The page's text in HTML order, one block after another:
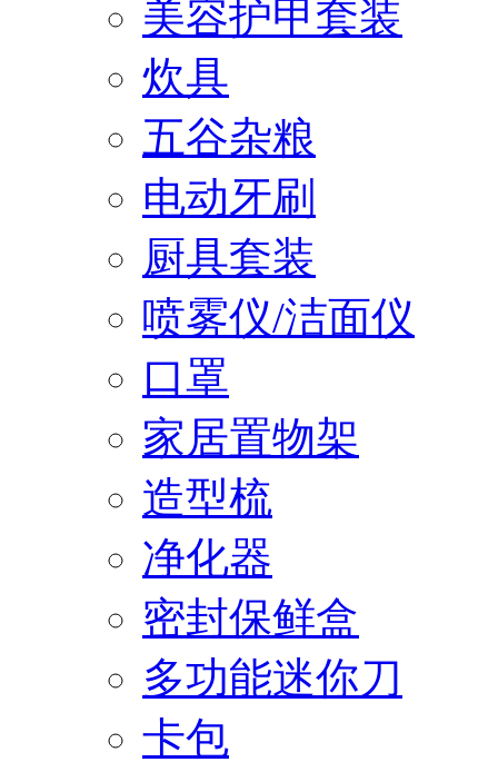
美容护甲套装
炊具
五谷杂粮
电动牙刷
厨具套装
喷雾仪/洁面仪
口罩
家居置物架
造型梳
净化器
密封保鲜盒
多功能迷你刀
卡包